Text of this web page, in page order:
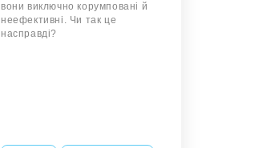
вони виключно корумповані й
неефективні. Чи так це
насправді?